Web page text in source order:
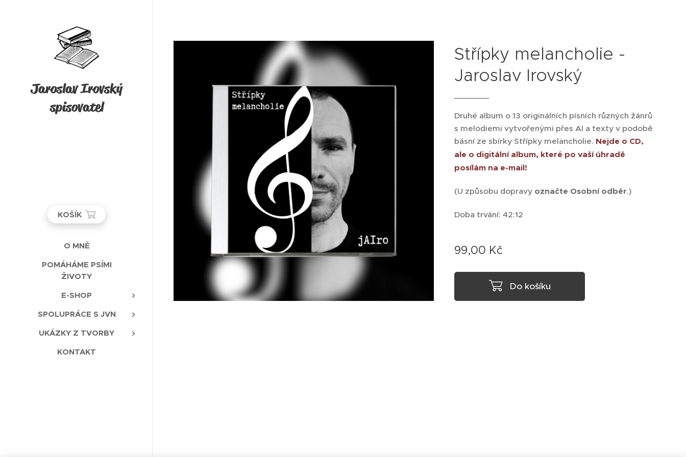
Jaroslav Irovský
spisovatel
KOŠÍK
O MNĚ
POMÁHÁME PSÍMI
ŽIVOTY
E-SHOP
SPOLUPRÁCE S JVN
UKÁZKY Z TVORBY
KONTAKT
Střípky melancholie -
Jaroslav Irovský
Druhé album o 13 originálních písních různých žánrů
s melodiemi vytvořenými přes AI a texty v podobě
básní ze sbírky Střípky melancholie. Nejde o CD,
ale o digitální album, které po vaší úhradě
posílám na e-mail!
(U způsobu dopravy označte Osobní odběr.)
Doba trvání: 42:12
99,00 Kč
Do košíku